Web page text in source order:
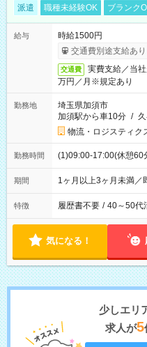
派遣 職種未経験OK ブランク
給与
時給1500円
交通費別途支給あり
交通費
実費支給／当
万円／月※規定あり
勤務地
埼玉県加須市
加須駅から車10分 /
物流・ロジスティク
勤務時間 (1)09:00-17:00(休憩60
期間 1ヶ月以上3ヶ月未満／
特徴 履歴書不要 / 40～50代
気になる！
少しエリ
求人が5